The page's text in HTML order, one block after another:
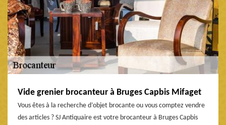
Vide grenier brocanteur à Bruges Capbis Mifaget
Vous êtes à la recherche d’objet brocante ou vous comptez vendre
des articles ? SJ Antiquaire est votre brocanteur à Bruges Capbis